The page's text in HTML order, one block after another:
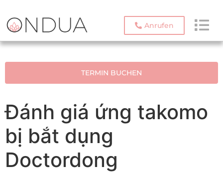
Anrufen
TERMIN BUCHEN
Đánh giá ứng takomo
bị bắt dụng
Doctordong